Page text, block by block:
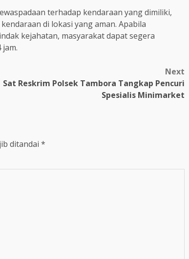
terhadap kendaraan yang dimiliki,
di lokasi yang aman. Apabila
kejahatan, masyarakat dapat segera
Next
Sat Reskrim Polsek Tambora Tangkap Pencuri
Spesialis Minimarket
ditandai *